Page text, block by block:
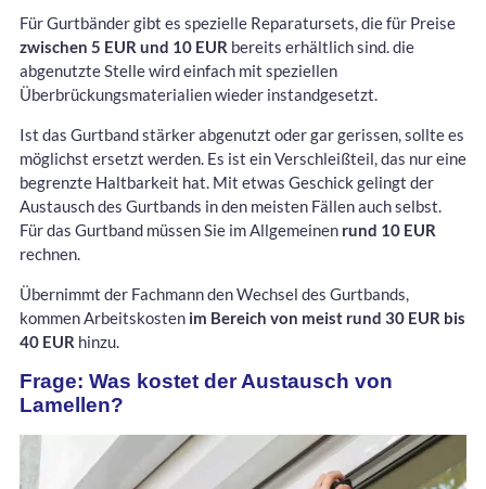
Für Gurtbänder gibt es spezielle Reparatursets, die für Preise
zwischen 5 EUR und 10 EUR bereits erhältlich sind. die
abgenutzte Stelle wird einfach mit speziellen
Überbrückungsmaterialien wieder instandgesetzt.
Ist das Gurtband stärker abgenutzt oder gar gerissen, sollte es
möglichst ersetzt werden. Es ist ein Verschleißteil, das nur eine
begrenzte Haltbarkeit hat. Mit etwas Geschick gelingt der
Austausch des Gurtbands in den meisten Fällen auch selbst.
Für das Gurtband müssen Sie im Allgemeinen rund 10 EUR
rechnen.
Übernimmt der Fachmann den Wechsel des Gurtbands,
kommen Arbeitskosten im Bereich von meist rund 30 EUR bis
40 EUR hinzu.
Frage: Was kostet der Austausch von
Lamellen?